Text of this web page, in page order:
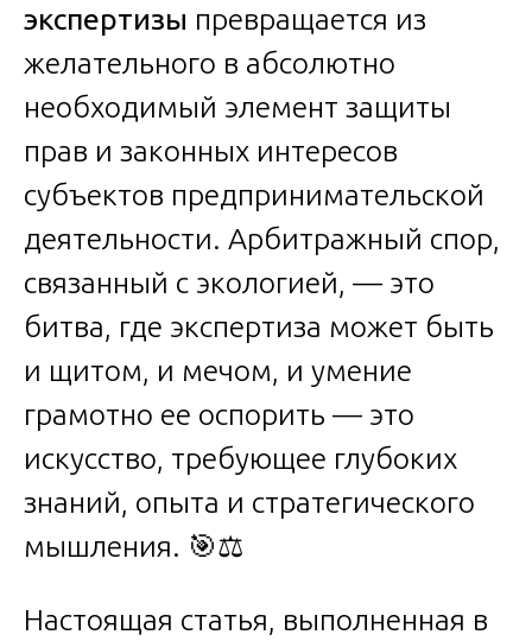
экспертизы превращается из
желательного в абсолютно
необходимый элемент защиты
прав и законных интересов
субъектов предпринимательской
деятельности. Арбитражный спор,
связанный с экологией, — это
битва, где экспертиза может быть
и щитом, и мечом, и умение
грамотно ее оспорить — это
искусство, требующее глубоких
знаний, опыта и стратегического
мышления. 🎯⚖️
Настоящая статья, выполненная в